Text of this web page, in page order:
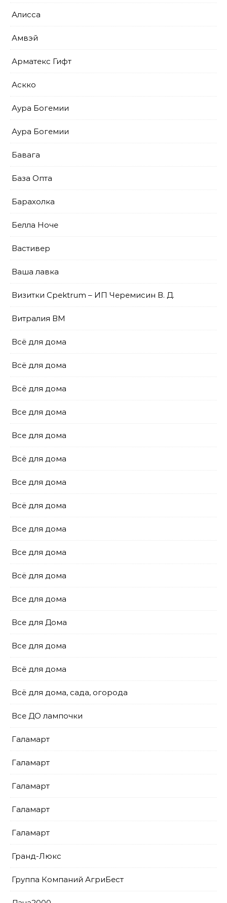
Алисса
Амвэй
Арматекс Гифт
Аскко
Аура Богемии
Аура Богемии
Бавага
База Опта
Барахолка
Белла Ноче
Вастивер
Ваша лавка
Визитки Cpektrum – ИП Черемисин В. Д.
Витралия ВМ
Всё для дома
Всё для дома
Всё для дома
Все для дома
Все для дома
Всё для дома
Все для дома
Всё для дома
Все для дома
Все для дома
Всё для дома
Все для дома
Все для Дома
Все для дома
Всё для дома
Всё для дома, сада, огорода
Все ДО лампочки
Галамарт
Галамарт
Галамарт
Галамарт
Галамарт
Гранд-Люкс
Группа Компаний АгриБест